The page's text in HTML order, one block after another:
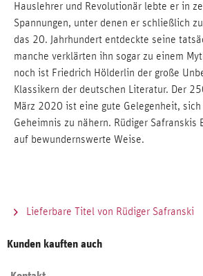
Hauslehrer und Revolutionär lebte er in
Spannungen, unter denen er schließlich
das 20. Jahrhundert entdeckte seine
manche verklärten ihn sogar zu einem
noch ist Friedrich Hölderlin der große
Klassikern der deutschen Literatur. Der
März 2020 ist eine gute Gelegenheit,
Geheimnis zu nähern. Rüdiger Safranskis
auf bewundernswerte Weise.
Lieferbare Titel von Rüdiger Safranski
Kunden kauften auch